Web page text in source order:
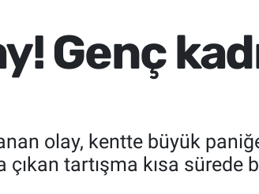
Genç
olay, kentte büyük
çıkan tartışma kısa sürede